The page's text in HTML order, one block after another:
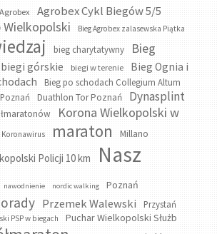
Agrobex Agrobex Cykl Biegów 5/5
Bieg Agrobex zalasewska Piątka
bieg charytatywny
Bieg
biegi górskie biegi w terenie
Bieg Ognia i
Bieg po schodach Collegium Altum
Duathlon Tor Poznań Dynasplint
Korona Wielkopolski w
Koronawirus maraton Millano
Policji 10 km
Nasz
nawodnienie nordic walking Poznań
Przemek Walewski
Przystań
PSP w biegach
Puchar Wielkopolski Służb